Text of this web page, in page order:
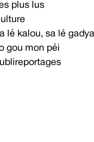
plus lus
lé kalou, sa lé
gou mon péi